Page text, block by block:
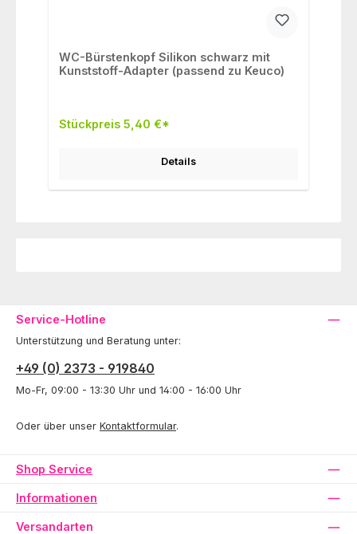
WC-Bürstenkopf Silikon schwarz mit
Kunststoff-Adapter (passend zu Keuco)
Stückpreis 5,40 €*
Details
Service-Hotline
Unterstützung und Beratung unter:
+49 (0) 2373 - 919840
Mo-Fr, 09:00 - 13:30 Uhr und 14:00 - 16:00 Uhr
Oder über unser Kontaktformular.
Shop Service
Informationen
Versandarten